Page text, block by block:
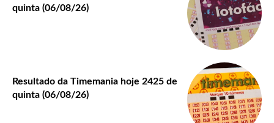
quinta (06/08/26)
Resultado da Timemania hoje 2425 de
quinta (06/08/26)